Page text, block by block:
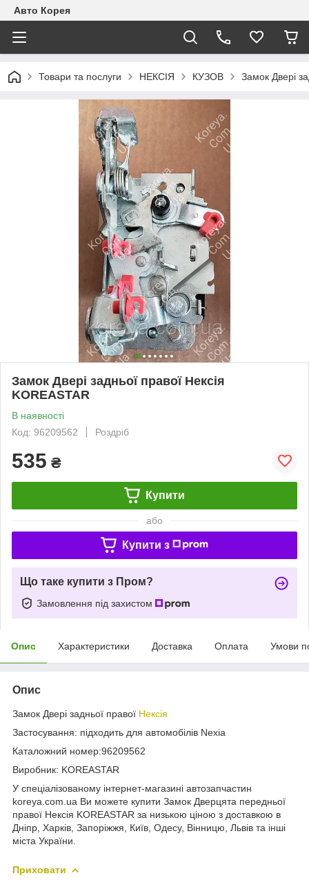
Авто Корея
Товари та послуги НЕКСІЯ КУЗОВ Замок Двері
Замок Двері задньої правої Нексія
KOREASTAR
В наявності
Код: 96209562
Роздріб
535 ₴
Купити
або
Купити з
Що таке купити з Пром?
Замовлення під захистом
Опис Характеристики Доставка Оплата Умови
Опис
Замок Двері задньої правої Нексія
Застосування: підходить для автомобілів Nexia
Каталожний номер:96209562
Виробник: KOREASTAR
У спеціалізованому інтернет-магазині автозапчастин
koreya.com.ua Ви можете купити Замок Дверцята передньої
правої Нексія KOREASTAR за низькою ціною з доставкою в
Дніпр, Харків, Запоріжжя, Київ, Одесу, Вінницю, Львів та інші
міста України.
Приховати